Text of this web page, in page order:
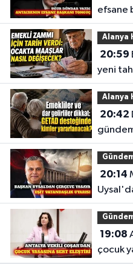
efsane
aldı
Alanya
20:59
yeni
Alanya
20:42
20:14
19:08
çocuk